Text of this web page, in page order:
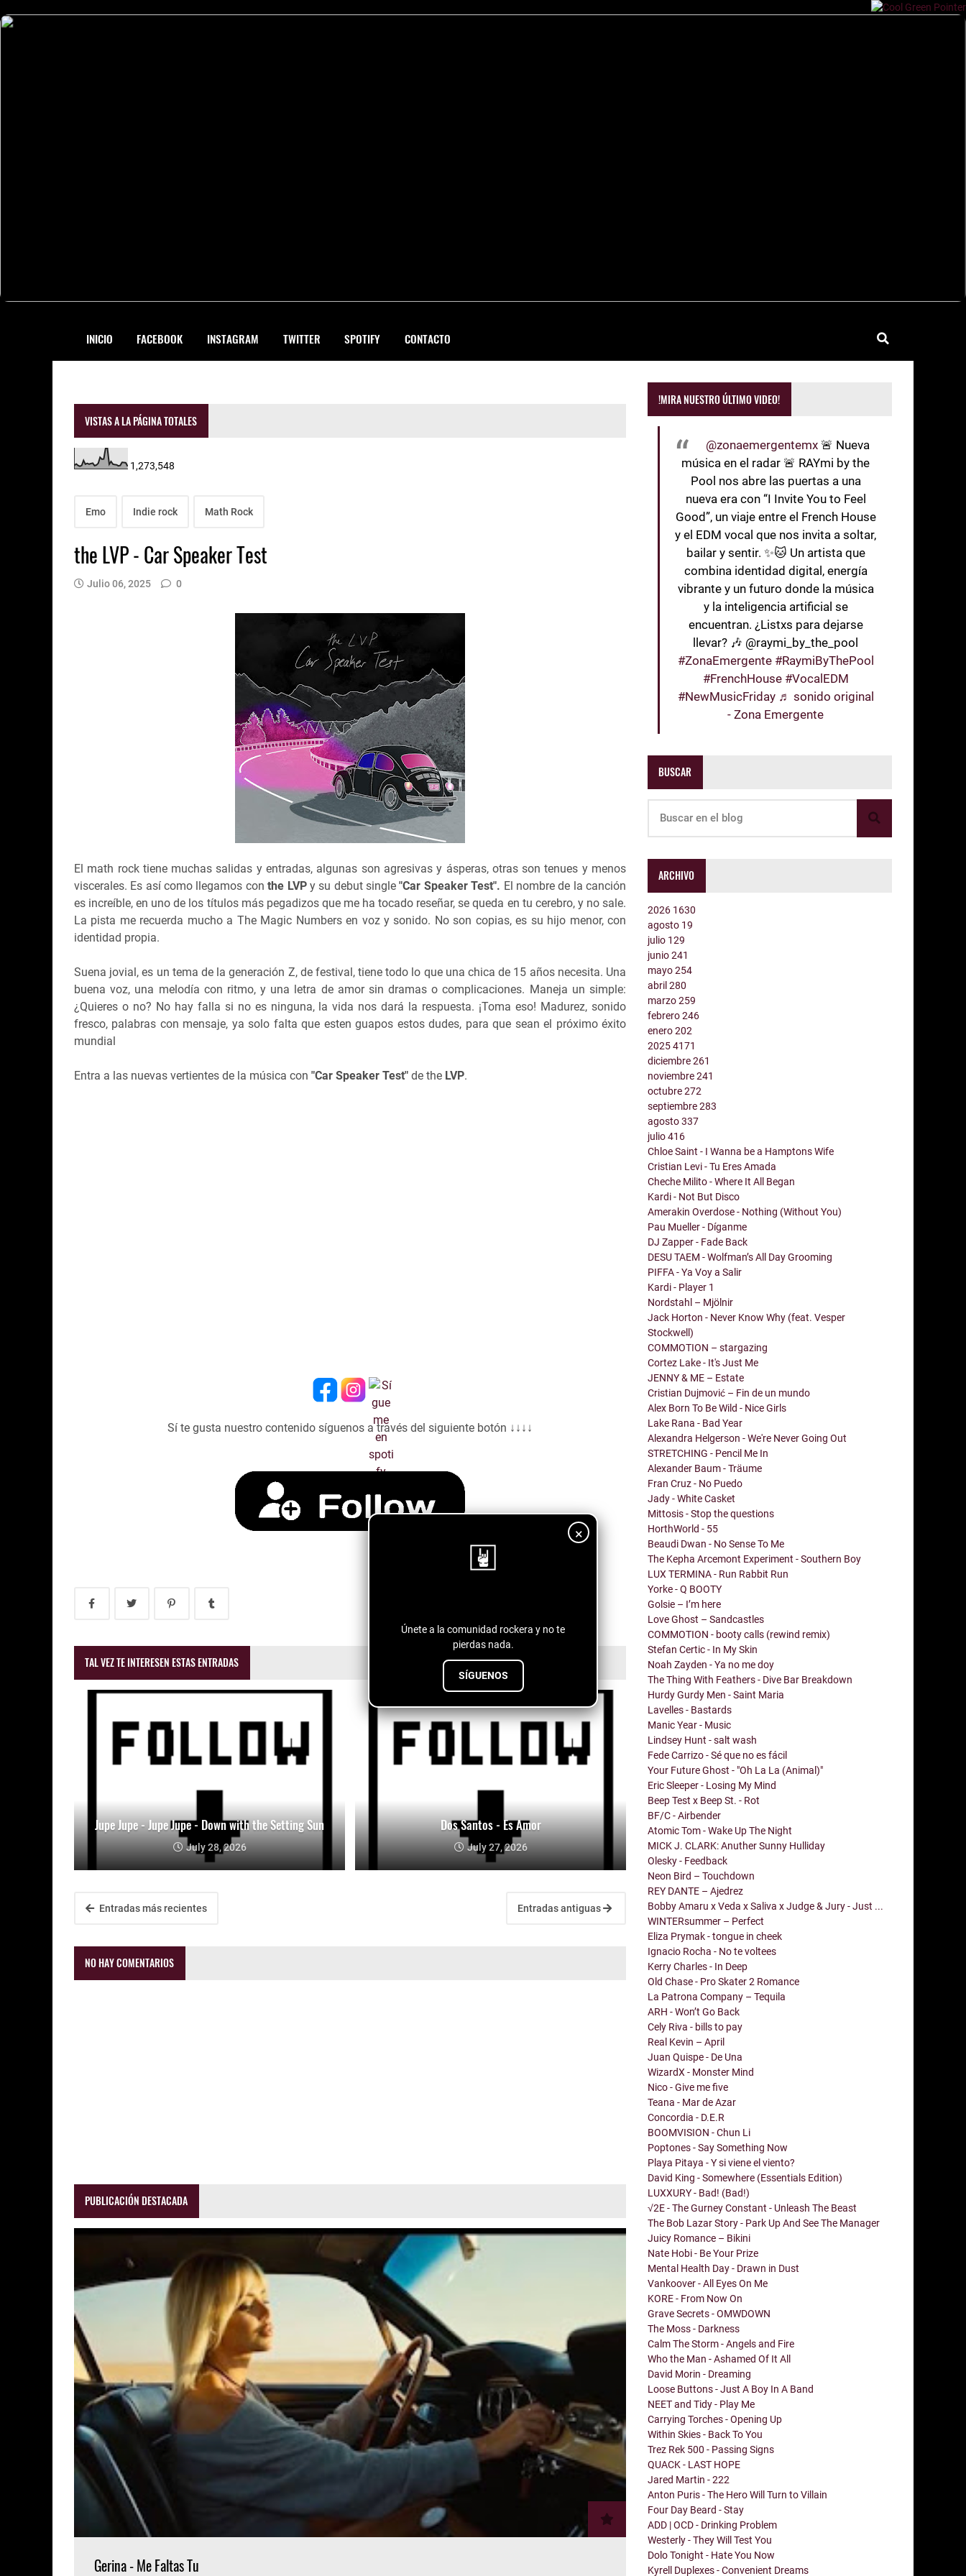
INICIO FACEBOOK INSTAGRAM TWITTER SPOTIFY CONTACTO
×
Únete a la comunidad rockera y no te
pierdas nada.
SÍGUENOS
VISTAS A LA PÁGINA TOTALES
1,273,548
Emo Indie rock Math Rock
the LVP - Car Speaker Test
Julio 06, 2025 0
El math rock tiene muchas salidas y entradas, algunas son agresivas y ásperas, otras son tenues y menos
viscerales. Es así como llegamos conthe LVP y su debut single"Car Speaker Test". El nombre de la canción
es increíble, en uno de los títulos más pegadizos que me ha tocado reseñar, se queda en tu cerebro, y no sale.
La pista me recuerda mucho a The Magic Numbers en voz y sonido. No son copias, es su hijo menor, con
identidad propia.
Suena jovial, es un tema de la generación Z, de festival, tiene todo lo que una chica de 15 años necesita. Una
buena voz, una melodía con ritmo, y una letra de amor sin dramas o complicaciones. Maneja un simple:
¿Quieres o no? No hay falla si no es ninguna, la vida nos dará la respuesta. ¡Toma eso! Madurez, sonido
fresco, palabras con mensaje, ya solo falta que esten guapos estos dudes, para que sean el próximo éxito
mundial
Entra a las nuevas vertientes de la música con "Car Speaker Test" de the LVP.
Sí te gusta nuestro contenido síguenos a través del siguiente botón ↓↓↓↓
TAL VEZ TE INTERESEN ESTAS ENTRADAS
Jupe Jupe - Jupe Jupe - Down with the Setting Sun
July 28, 2026
Dos Santos - Es Amor
July 27, 2026
Entradas más recientes Entradas antiguas
NO HAY COMENTARIOS
PUBLICACIÓN DESTACADA
Gerina - Me Faltas Tu
!MIRA NUESTRO ÚLTIMO VIDEO!
@zonaemergentemx 🚨 Nueva
música en el radar 🚨 RAYmi by the
Pool nos abre las puertas a una
nueva era con “I Invite You to Feel
Good”, un viaje entre el French House
y el EDM vocal que nos invita a soltar,
bailar y sentir. ✨🐱 Un artista que
combina identidad digital, energía
vibrante y un futuro donde la música
y la inteligencia artificial se
encuentran. ¿Listxs para dejarse
llevar? 🎶 @raymi_by_the_pool
#ZonaEmergente #RaymiByThePool
#FrenchHouse #VocalEDM
#NewMusicFriday ♬ sonido original
- Zona Emergente
BUSCAR
ARCHIVO
2026 1630
agosto 19
julio 129
junio241
mayo254
abril280
marzo259
febrero246
enero202
20254171
diciembre261
noviembre241
octubre272
septiembre283
agosto337
julio416
Chloe Saint - I Wanna be a Hamptons Wife
Cristian Levi - Tu Eres Amada
Cheche Milito - Where It All Began
Kardi - Not But Disco
Amerakin Overdose - Nothing (Without You)
Pau Mueller - Díganme
DJ Zapper - Fade Back
DESU TAEM - Wolfman’s All Day Grooming
PIFFA - Ya Voy a Salir
Kardi - Player 1
Nordstahl – Mjölnir
Jack Horton - Never Know Why (feat. Vesper
Stockwell)
COMMOTION – stargazing
Cortez Lake - It's Just Me
JENNY & ME – Estate
Cristian Dujmović – Fin de un mundo
Alex Born To Be Wild - Nice Girls
Lake Rana - Bad Year
Alexandra Helgerson - We're Never Going Out
STRETCHING - Pencil Me In
Alexander Baum - Träume
Fran Cruz - No Puedo
Jady - White Casket
Mittosis - Stop the questions
HorthWorld - 55
Beaudi Dwan - No Sense To Me
The Kepha Arcemont Experiment - Southern Boy
LUX TERMINA - Run Rabbit Run
Yorke - Q BOOTY
Golsie – I’m here
Love Ghost – Sandcastles
COMMOTION - booty calls (rewind remix)
Stefan Certic - In My Skin
Noah Zayden - Ya no me doy
The Thing With Feathers - Dive Bar Breakdown
Hurdy Gurdy Men - Saint Maria
Lavelles - Bastards
Manic Year - Music
Lindsey Hunt - salt wash
Fede Carrizo - Sé que no es fácil
Your Future Ghost - "Oh La La (Animal)"
Eric Sleeper - Losing My Mind
Beep Test x Beep St. - Rot
BF/C - Airbender
Atomic Tom - Wake Up The Night
MICK J. CLARK: Anuther Sunny Hulliday
Olesky - Feedback
Neon Bird – Touchdown
REY DANTE – Ajedrez
Bobby Amaru x Veda x Saliva x Judge & Jury - Just ...
WINTERsummer – Perfect
Eliza Prymak - tongue in cheek
Ignacio Rocha - No te voltees
Kerry Charles - In Deep
Old Chase - Pro Skater 2 Romance
La Patrona Company – Tequila
ARH - Won’t Go Back
Cely Riva - bills to pay
Real Kevin – April
Juan Quispe - De Una
WizardX - Monster Mind
Nico - Give me five
Teana - Mar de Azar
Concordia - D.E.R
BOOMVISION - Chun Li
Poptones - Say Something Now
Playa Pitaya - Y si viene el viento?
David King - Somewhere (Essentials Edition)
LUXXURY - Bad! (Bad!)
√2E - The Gurney Constant - Unleash The Beast
The Bob Lazar Story - Park Up And See The Manager
Juicy Romance – Bikini
Nate Hobi - Be Your Prize
Mental Health Day - Drawn in Dust
Vankoover - All Eyes On Me
KORE - From Now On
Grave Secrets - OMWDOWN
The Moss - Darkness
Calm The Storm - Angels and Fire
Who the Man - Ashamed Of It All
David Morin - Dreaming
Loose Buttons - Just A Boy In A Band
NEET and Tidy - Play Me
Carrying Torches - Opening Up
Within Skies - Back To You
Trez Rek 500 - Passing Signs
QUACK - LAST HOPE
Jared Martin - 222
Anton Puris - The Hero Will Turn to Villain
Four Day Beard - Stay
ADD | OCD - Drinking Problem
Westerly - They Will Test You
Dolo Tonight - Hate You Now
Kyrell Duplexes - Convenient Dreams